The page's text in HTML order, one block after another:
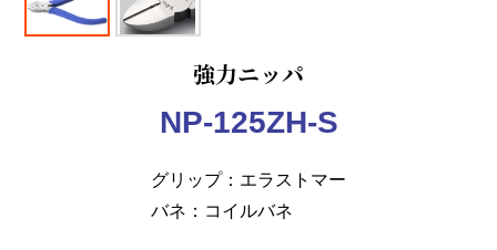
強力ニッパ
NP-125ZH-S
グリップ
エラストマー
バネ
コイルバネ